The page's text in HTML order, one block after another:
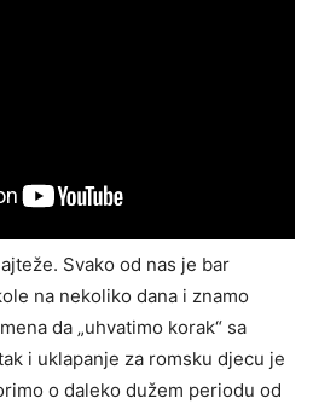
Svako od nas je bar
na nekoliko dana i znamo
da „uhvatimo korak“ sa
i uklapanje za romsku djecu je
o daleko dužem periodu od